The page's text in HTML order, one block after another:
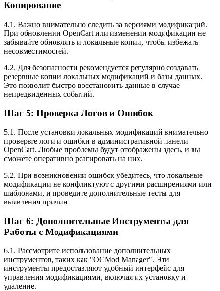
Копирование
4.1. Важно внимательно следить за версиями модификаций.
При обновлении OpenCart или изменении модификации не
забывайте обновлять и локальные копии, чтобы избежать
несовместимостей.
4.2. Для безопасности рекомендуется регулярно создавать
резервные копии локальных модификаций и базы данных.
Это позволит быстро восстановить данные в случае
непредвиденных событий.
Шаг 5: Проверка Логов и Ошибок
5.1. После установки локальных модификаций внимательно
проверьте логи и ошибки в административной панели
OpenCart. Любые проблемы будут отображены здесь, и вы
сможете оперативно реагировать на них.
5.2. При возникновении ошибок убедитесь, что локальные
модификации не конфликтуют с другими расширениями или
шаблонами, и проведите дополнительные тесты для
выявления причин.
Шаг 6: Дополнительные Инструменты для
Работы с Модификациями
6.1. Рассмотрите использование дополнительных
инструментов, таких как "OCMod Manager". Эти
инструменты предоставляют удобный интерфейс для
управления модификациями, включая их установку и
удаление.